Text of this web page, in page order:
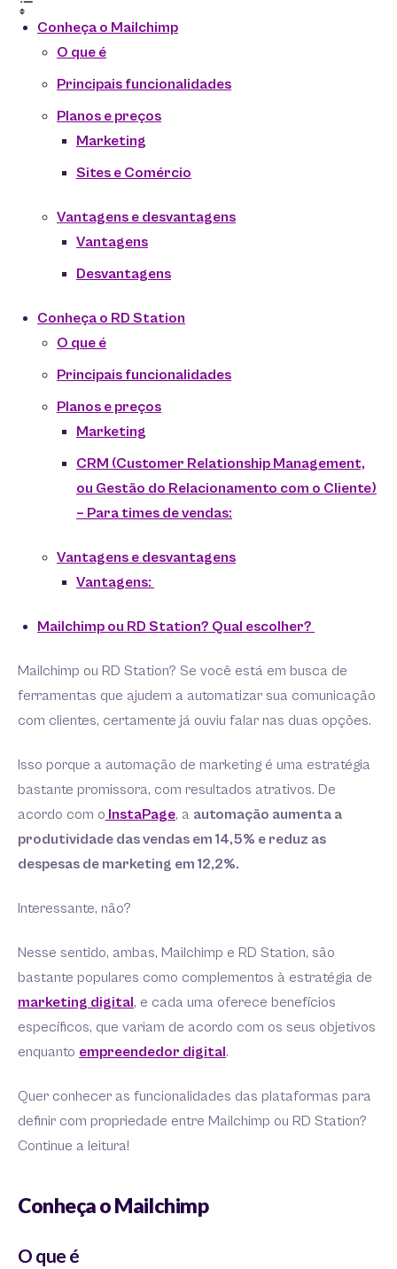
Conheça o Mailchimp
O que é
Principais funcionalidades
Planos e preços
Marketing
Sites e Comércio
Vantagens e desvantagens
Vantagens
Desvantagens
Conheça o RD Station
O que é
Principais funcionalidades
Planos e preços
Marketing
CRM (Customer Relationship Management,
ou Gestão do Relacionamento com o Cliente)
– Para times de vendas:
Vantagens e desvantagens
Vantagens:
Mailchimp ou RD Station? Qual escolher?
Mailchimp ou RD Station? Se você está em busca de
ferramentas que ajudem a automatizar sua comunicação
com clientes, certamente já ouviu falar nas duas opções.
Isso porque a automação de marketing é uma estratégia
bastante promissora, com resultados atrativos. De
acordo com o InstaPage, a automação aumenta a
produtividade das vendas em 14,5% e reduz as
despesas de marketing em 12,2%.
Interessante, não?
Nesse sentido, ambas, Mailchimp e RD Station, são
bastante populares como complementos à estratégia de
marketing digital, e cada uma oferece benefícios
específicos, que variam de acordo com os seus objetivos
enquanto empreendedor digital.
Quer conhecer as funcionalidades das plataformas para
definir com propriedade entre Mailchimp ou RD Station?
Continue a leitura!
Conheça o Mailchimp
O que é